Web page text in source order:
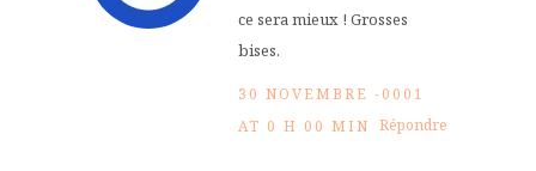
ce sera mieux ! Grosses
bises.
30 NOVEMBRE -0001
AT 0 H 00 MIN Répondre